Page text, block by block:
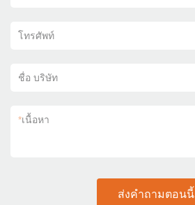
โทรศัพท์
ชื่อ บริษัท
*เนื้อหา
ส่งคำถามตอนนี้